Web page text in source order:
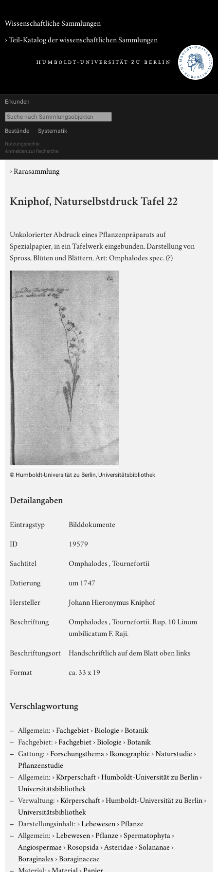
Wissenschaftliche Sammlungen
› Teil-Katalog der wissenschaftlichen Sammlungen
Erkunden
Bestände Systematik
Nutzungsrechte
Anmelden zur Recherche
›Rarasammlung
Kniphof, Naturselbstdruck Tafel 22
Unkolorierter Abdruck eines Pflanzenpräparats auf
Spezialpapier, in ein Tafelwerk eingebunden. Darstellung von
Spross, Blüten und Blättern. Art: Omphalodes spec. (?)
© Humboldt-Universität zu Berlin, Universitätsbibliothek
Detailangaben
Eintragstyp
Bilddokumente
ID
19579
Sachtitel
Omphalodes , Tournefortii
Datierung
um 1747
Hersteller
Johann Hieronymus Kniphof
Beschriftung
Omphalodes , Tournefortii. Rup. 10 Linum
umbilicatum F. Raji.
Beschriftungsort
Handschriftlich auf dem Blatt oben links
Format
ca. 33 x 19
Verschlagwortung
Allgemein:›Fachgebiet›Biologie›Botanik
Fachgebiet:›Fachgebiet›Biologie›Botanik
Gattung:›Forschungsthema›Ikonographie›Naturstudie›
Pflanzenstudie
Allgemein:›Körperschaft›Humboldt-Universität zu Berlin›
Universitätsbibliothek
Verwaltung:›Körperschaft›Humboldt-Universität zu Berlin›
Universitätsbibliothek
Darstellungsinhalt:›Lebewesen›Pflanze
Allgemein:›Lebewesen›Pflanze›Spermatophyta›
Angiospermae›Rosopsida›Asteridae›Solananae›
Boraginales›Boraginaceae
Material:›Material›Papier